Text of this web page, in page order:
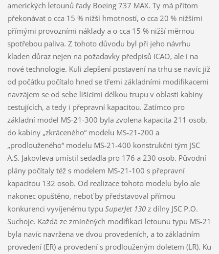
amerických letounů řady Boeing 737 MAX. Ty má přitom
překonávat o cca 15 % nižší hmotností, o cca 20 % nižšími
přímými provozními náklady a o cca 15 % nižší měrnou
spotřebou paliva. Z tohoto důvodu byl při jeho návrhu
kladen důraz nejen na požadavky předpisů ICAO, ale i na
nové technologie. Kuli zlepšení postavení na trhu se navíc již
od počátku počítalo hned se třemi základními modifikacemi
navzájem se od sebe lišícími délkou trupu v oblasti kabiny
cestujících, a tedy i přepravní kapacitou. Zatímco pro
základní model MS-21-300 byla zvolena kapacita 211 osob,
do kabiny „zkráceného“ modelu MS-21-200 a
„prodlouženého“ modelu MS-21-400 konstrukční tým JSC
A.S. Jakovleva umístil sedadla pro 176 a 230 osob. Původní
plány počítaly též s modelem MS-21-100 s přepravní
kapacitou 132 osob. Od realizace tohoto modelu bylo ale
nakonec opuštěno, neboť by představoval přímou
konkurenci vyvíjenému typu SuperJet 130z dílny JSC P.O.
Suchoje. Každá ze zmíněných modifikací letounu typu MS-21
byla navíc navržena ve dvou provedeních, a to základním
provedení (ER) a provedení s prodlouženým doletem (LR). Ku